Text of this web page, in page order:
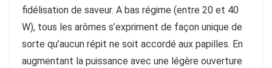
fidélisation de saveur. A bas régime (entre 20 et 40
W), tous les arômes s’expriment de façon unique de
sorte qu’aucun répit ne soit accordé aux papilles. En
augmentant la puissance avec une légère ouverture